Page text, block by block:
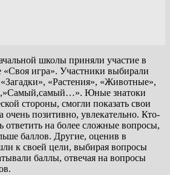
школы приняли участие в
«Своя игра». Участники выбирали
«Растения», «Животные»,
Юные знатоки
стороны, смогли показать свои
очень позитивно, увлекательно. Кто-
ответить на более сложные вопросы,
баллов. Другие, оценив в
к своей цели, выбирая вопросы
баллы, отвечая на вопросы